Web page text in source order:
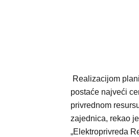
Realizacijom
postaće najveći
privrednom
zajednica, rekao
„Elektroprivreda